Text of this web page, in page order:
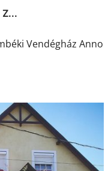
Vendégház Anno